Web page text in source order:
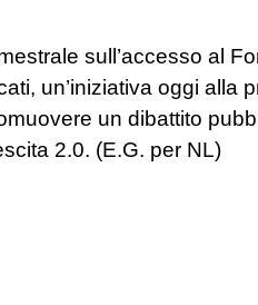
sull’accesso al
un’iniziativa oggi alla
un dibattito
2.0. (E.G. per NL)